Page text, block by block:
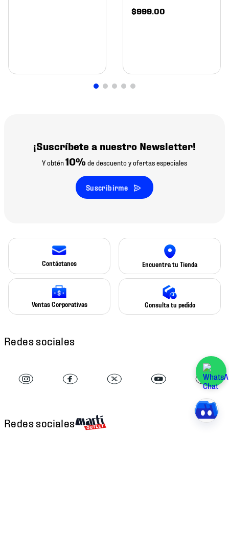
$999 00
¡Suscríbete a nuestro Newsletter!
Y obtén10% de descuento y ofertas especiales
Suscribirme
Contáctanos Encuentra tu Tienda
Ventas Corporativas Consulta tu pedido
Redes sociales
Redes sociales